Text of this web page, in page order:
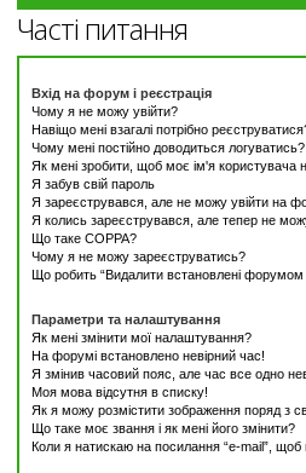
Часті питання
Вхід на форум і реєстрація
Чому я не можу увійти?
Навіщо мені взагалі потрібно
Чому мені постійно доводиться логуватись?
Як мені зробити, щоб моє ім'я користувача
Я забув свій пароль
Я зареєструвався, але не можу увійти на
Я колись зареєструвався, але тепер не
Що таке COPPA?
Чому я не можу зареєструватись?
Що робить “Видалити встановлені
Параметри та налаштування
Як мені змінити мої налаштування?
На форумі встановлено невірний час!
Я змінив часовий пояс, але час все одно
Моя мова відсутня в списку!
Як я можу розмістити зображення поряд з
Що таке моє звання і як мені його змінити?
Коли я натискаю на посилання “e-mail”, щоб